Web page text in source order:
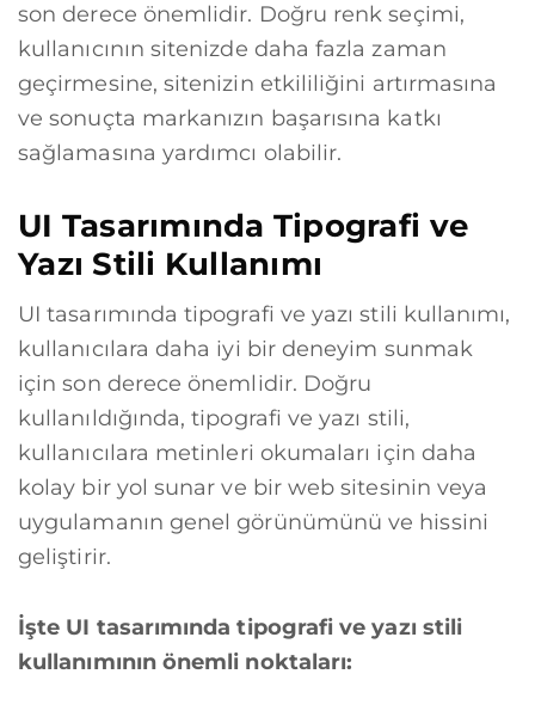
son derece önemlidir. Doğru renk seçimi,
kullanıcının sitenizde daha fazla zaman
geçirmesine, sitenizin etkililiğini artırmasına
ve sonuçta markanızın başarısına katkı
sağlamasına yardımcı olabilir.
UI Tasarımında Tipografi ve
Yazı Stili Kullanımı
UI tasarımında tipografi ve yazı stili kullanımı,
kullanıcılara daha iyi bir deneyim sunmak
için son derece önemlidir. Doğru
kullanıldığında, tipografi ve yazı stili,
kullanıcılara metinleri okumaları için daha
kolay bir yol sunar ve bir web sitesinin veya
uygulamanın genel görünümünü ve hissini
geliştirir.
İşte UI tasarımında tipografi ve yazı stili
kullanımının önemli noktaları: